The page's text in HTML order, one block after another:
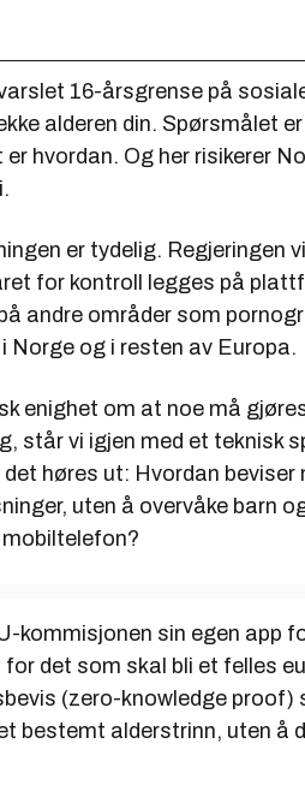
16-årsgrense på
alderen din. Spørsmålet
hvordan. Og her risikerer
er tydelig. Regjeringen
for kontroll legges på
andre områder som
Norge og i resten av Europa.
enighet om at noe må
står vi igjen med et teknisk
det høres ut: Hvordan
uten å overvåke barn
kommisjonen sin egen app
det som skal bli et felles
(zero-knowledge proof)
bestemt alderstrinn, uten å